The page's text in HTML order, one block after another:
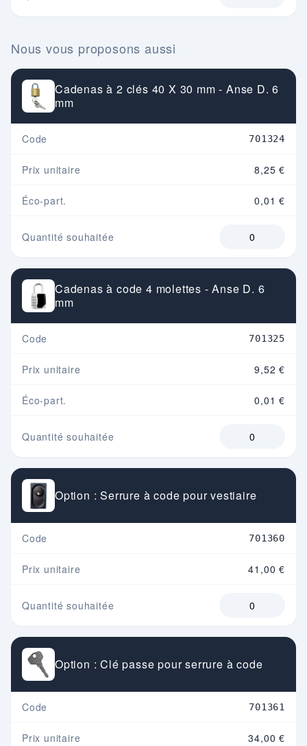
Nous vous proposons aussi
Cadenas à 2 clés 40 X 30 mm - Anse D. 6
mm
Code 701324
Prix unitaire 8,25 €
Éco-part. 0,01 €
Quantité souhaitée
Cadenas à code 4 molettes - Anse D. 6
mm
Code 701325
Prix unitaire 9,52 €
Éco-part. 0,01 €
Quantité souhaitée
Option : Serrure à code pour vestiaire
Code 701360
Prix unitaire 41,00 €
Quantité souhaitée
Option : Clé passe pour serrure à code
Code 701361
Prix unitaire 34,00 €